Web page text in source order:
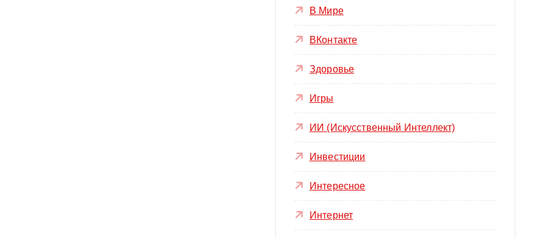
В Мире
ВКонтакте
Здоровье
Игры
ИИ (Искусственный Интеллект)
Инвестиции
Интересное
Интернет